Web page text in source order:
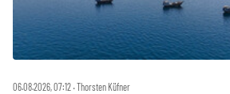
06.08.2026, 07:12 ‧ Thorsten Küfner